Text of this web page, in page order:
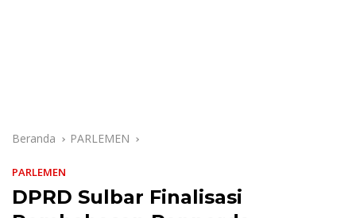
Beranda PARLEMEN
PARLEMEN
DPRD Sulbar Finalisasi